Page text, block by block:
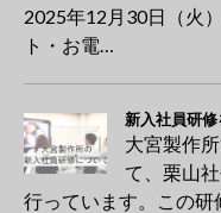
2025年12月30日（火
ト・お電…
新入社員研
大宮製作
て、栗山
行っています。この研